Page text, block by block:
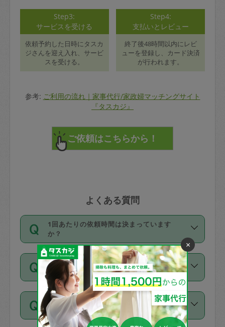
Step3:
サービスを受ける
依頼予約した日時にタスカ
ジさんを迎え入れ、サービ
スを受ける。
Step4:
支払いとレビュー
終了後48時間以内にレビ
ューを登録し、カード決済
が行われます。
参考: ご利用の流れ｜家事代行/家政婦マッチングサイト
『タスカジ』
よくある質問
1回あたりの依頼時間は決まっています
か？
依頼1回につき3時間固定です。3時間を
超えて依頼したい場合は、延長機能をご
利用ください。機能をご利用いただくに
は、タスカジさんに事前に相談し、合意
の上事前申請することが必要です。な
お、3時間を下回っても、値引き等はござ
価格はどうやって決まっていますか？
11種類の価格帯の中からタスカジさん自
身が価格を選んで設定しています。
タスカジさんの価格設定には最初は制限
支払い方法を教えてください
×